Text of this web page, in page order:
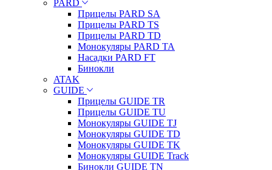
PARD
Прицелы PARD SA
Прицелы PARD TS
Прицелы PARD TD
Монокуляры PARD TA
Насадки PARD FT
Бинокли
ATAK
GUIDE
Прицелы GUIDE TR
Прицелы GUIDE TU
Монокуляры GUIDE TJ
Монокуляры GUIDE TD
Монокуляры GUIDE TK
Монокуляры GUIDE Track
Бинокли GUIDE TN